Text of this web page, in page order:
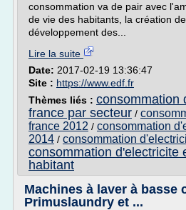
consommation va de pair avec
de vie des habitants, la création
développement des...
Lire la suite
Date: 2017-02-19 13:36:47
Site : https://www.edf.fr
Thèmes liés : consommation
france par secteur /
france 2012 / consommation
2014 / consommation
consommation d'electricite
habitant
Machines à laver à basse
Primuslaundry et ...